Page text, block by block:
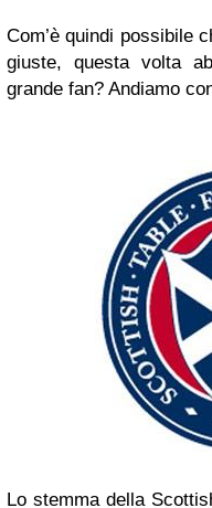
Com’è quindi possibile
giuste, questa volta
grande fan? Andiamo
Lo stemma della